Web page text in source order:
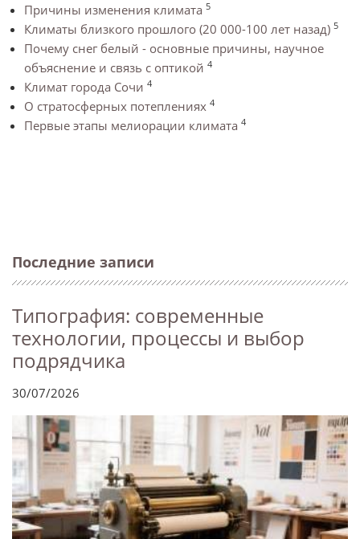
Причины изменения климата 5
Климаты близкого прошлого (20 000-100 лет назад) 5
Почему снег белый - основные причины, научное
объяснение и связь с оптикой 4
Климат города Сочи 4
О стратосферных потеплениях 4
Первые этапы мелиорации климата 4
Последние записи
Типография: современные
технологии, процессы и выбор
подрядчика
30/07/2026